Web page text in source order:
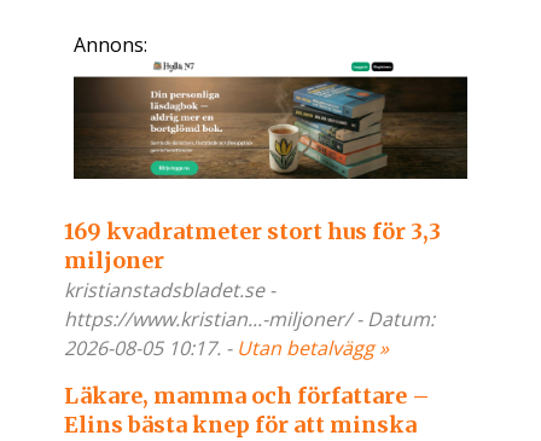
Annons:
169 kvadratmeter stort hus för 3,3
miljoner
kristianstadsbladet.se -
https://www.kristian...-miljoner/ - Datum:
2026-08-05 10:17. - Utan betalvägg »
Läkare, mamma och författare –
Elins bästa knep för att minska